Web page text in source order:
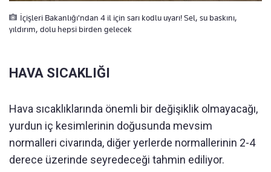
İçişleri Bakanlığı'ndan 4 il için sarı kodlu uyarı! Sel, su baskını,
yıldırım, dolu hepsi birden gelecek
HAVA SICAKLIĞI
Hava sıcaklıklarında önemli bir değişiklik olmayacağı,
yurdun iç kesimlerinin doğusunda mevsim
normalleri civarında, diğer yerlerde normallerinin 2-4
derece üzerinde seyredeceği tahmin ediliyor.